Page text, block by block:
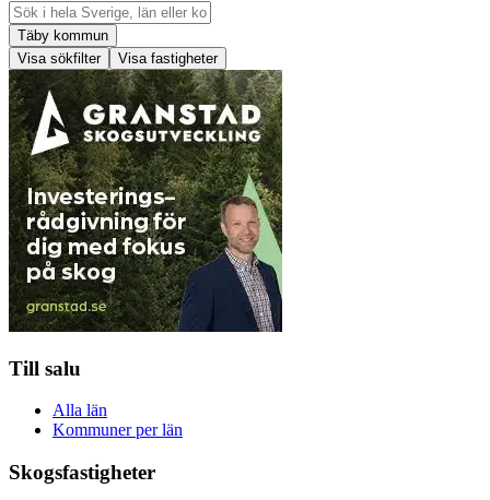
Täby kommun
Visa sökfilter
Visa fastigheter
Till salu
Alla län
Kommuner per län
Skogsfastigheter